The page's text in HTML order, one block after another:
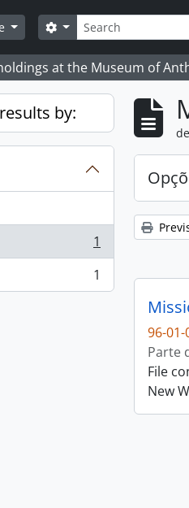
Pesquisar
Search options
at the Museum of
by:
1
1
96-01-
Parte
File
New